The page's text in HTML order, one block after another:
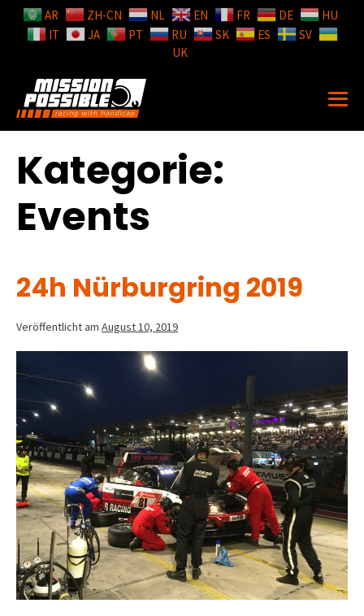
AR ZH-CN NL EN FR DE
HU
IT
JA PT RU SK ES
SV
UK
Kategorie:
Events
24h Nürburgring 2019
Veröffentlicht am August 10, 2019